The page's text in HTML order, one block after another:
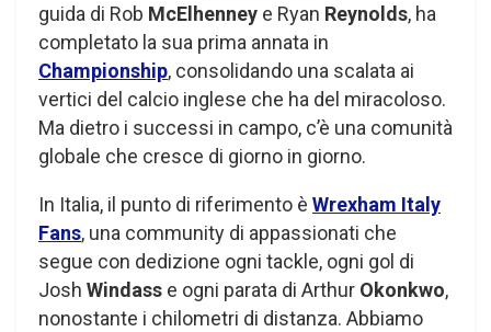
guida di Rob McElhenney e Ryan Reynolds, ha
completato la sua prima annata in
Championship, consolidando una scalata ai
vertici del calcio inglese che ha del miracoloso.
Ma dietro i successi in campo, c’è una comunità
globale che cresce di giorno in giorno.
In Italia, il punto di riferimento è Wrexham Italy
Fans, una community di appassionati che
segue con dedizione ogni tackle, ogni gol di
Josh Windass e ogni parata di Arthur Okonkwo,
nonostante i chilometri di distanza. Abbiamo